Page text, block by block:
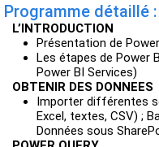
Programme détaillé :
L’INTRODUCTION
Présentation de
Les étapes de Power
Power BI Services)
OBTENIR DES DONNEES
Importer différentes
Excel, textes, CSV) ;
Données sous